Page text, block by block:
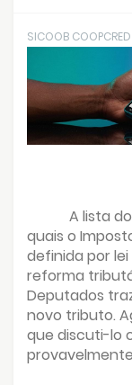
SICOOB COOPCRED
A lista
quais o
definida por
reforma
Deputados
novo tributo.
que discuti-lo